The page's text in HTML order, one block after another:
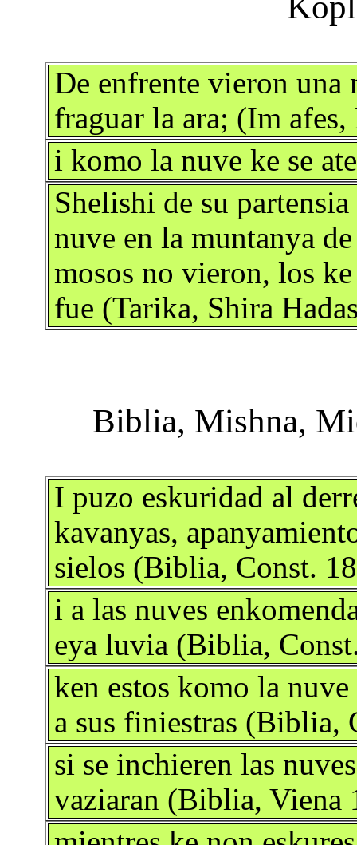
De enfrente vieron una
fraguar la ara; (Im afes,
i komo la nuve ke se
Shelishi de su
nuve en la muntanya
mosos no vieron, los
fue (Tarika, Shira
I puzo eskuridad al
kavanyas,
sielos (Biblia, Const.
i a las nuves
eya luvia (Biblia,
ken estos komo la
a sus finiestras (Biblia,
si se inchieren las
vaziaran (Biblia, Viena